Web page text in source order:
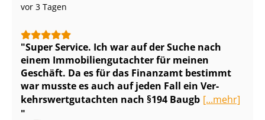
vor 3 Tagen
Super Service. Ich war auf der Suche nach
einem Im­mo­bi­li­en­gut­ach­ter für meinen
Geschäft. Da es für das Finanzamt bestimmt
war musste es auch auf jeden Fall ein Ver­
kehrs­wert­gut­ach­ten nach §194 Baugb [...mehr]